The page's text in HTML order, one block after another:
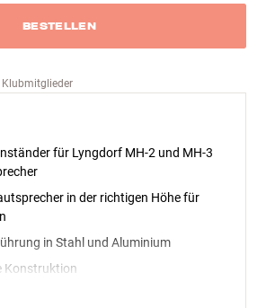
BESTELLEN
Klubmitglieder
für Lyngdorf MH-2 und MH-3
in der richtigen Höhe für
in Stahl und Aluminium
Konstruktion